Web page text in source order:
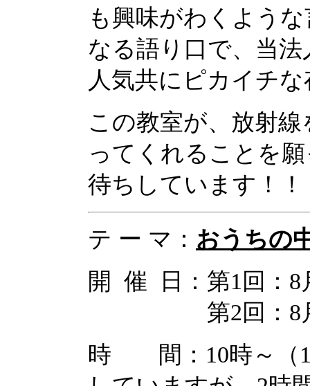
も興味がわくよう
なる語り口で、当
人気共にピカイチ
この教室が、放射
ってくれることを
待ちしています！！
テ ー マ： おうちの
開 催 日：第1回：8
第2回：8月
時 間：10時～（1